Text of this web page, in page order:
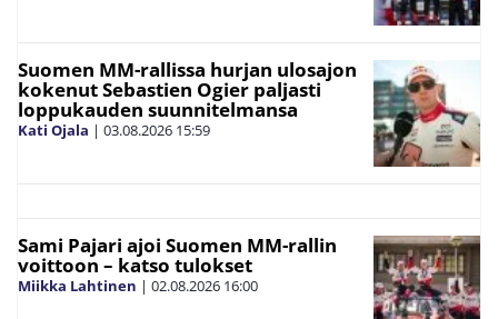
Suomen MM-rallissa hurjan ulosajon
kokenut Sebastien Ogier paljasti
loppukauden suunnitelmansa
Kati Ojala | 03.08.2026 15:59
Sami Pajari ajoi Suomen MM-rallin
voittoon – katso tulokset
Miikka Lahtinen | 02.08.2026 16:00